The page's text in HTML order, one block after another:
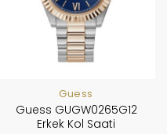
Guess
Guess GUGW0265G12
Erkek Kol Saati